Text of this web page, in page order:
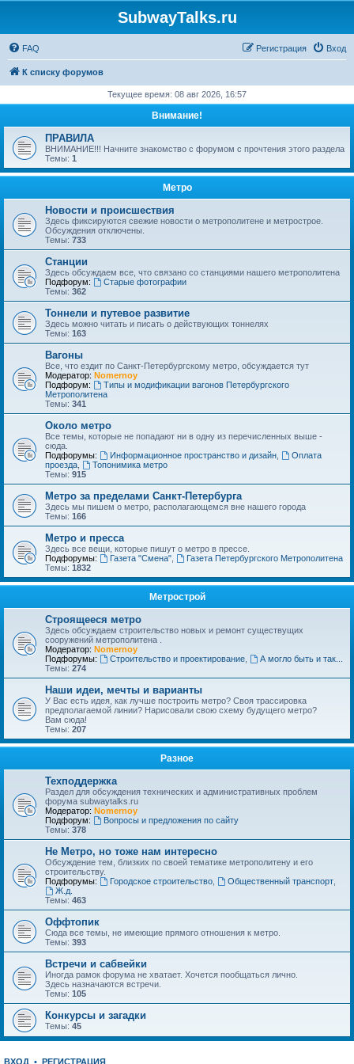
SubwayTalks.ru
FAQ Вход
Регистрация
К списку форумов
Текущее время: 08 авг 2026, 16:57
Внимание!
ПРАВИЛА
ВНИМАНИЕ!!! Начните знакомство с форумом с прочтения этого раздела
Темы: 1
Метро
Новости и происшествия
Здесь фиксируются свежие новости о метрополитене и метрострое.
Обсуждения отключены.
Темы: 733
Станции
Здесь обсуждаем все, что связано со станциями нашего метрополитена
Подфорум:
Старые фотографии
Темы: 362
Тоннели и путевое развитие
Здесь можно читать и писать о действующих тоннелях
Темы: 163
Вагоны
Все, что ездит по Санкт-Петербургскому метро, обсуждается тут
Модератор: Nomernoy
Подфорум:
Типы и модификации вагонов Петербургского
Метрополитена
Темы: 341
Около метро
Все темы, которые не попадают ни в одну из перечисленных выше -
сюда.
Подфорумы:
Информационное пространство и дизайн,
Оплата
проезда
Топонимика метро
Темы: 915
Метро за пределами Санкт-Петербурга
Здесь мы пишем о метро, располагающемся вне нашего города
Темы: 166
Метро и пресса
Здесь все вещи, которые пишут о метро в прессе.
Подфорумы:
Газета "Смена",
Газета Петербургского Метрополитена
Темы: 1832
Метрострой
Строящееся метро
Здесь обсуждаем строительство новых и ремонт существущих
сооружений метрополитена .
Модератор: Nomernoy
Подфорумы:
Строительство и проектирование,
А могло быть и так...
Темы: 274
Наши идеи, мечты и варианты
У Вас есть идея, как лучше построить метро? Своя трассировка
предполагаемой линии? Нарисовали свою схему будущего метро?
Вам сюда!
Темы: 207
Разное
Техподдержка
Раздел для обсуждения технических и административных проблем
форума subwaytalks.ru
Модератор: Nomernoy
Подфорум:
Вопросы и предложения по сайту
Темы: 378
Не Метро, но тоже нам интересно
Обсуждение тем, близких по своей тематике метрополитену и его
строительству.
Подфорумы:
Городское строительство, Общественный транспорт,
Ж.д.
Темы: 463
Оффтопик
Сюда все темы, не имеющие прямого отношения к метро.
Темы: 393
Встречи и сабвейки
Иногда рамок форума не хватает. Хочется пообщаться лично.
Здесь назначаются встречи.
Темы: 105
Конкурсы и загадки
Темы: 45
ВХОД • РЕГИСТРАЦИЯ